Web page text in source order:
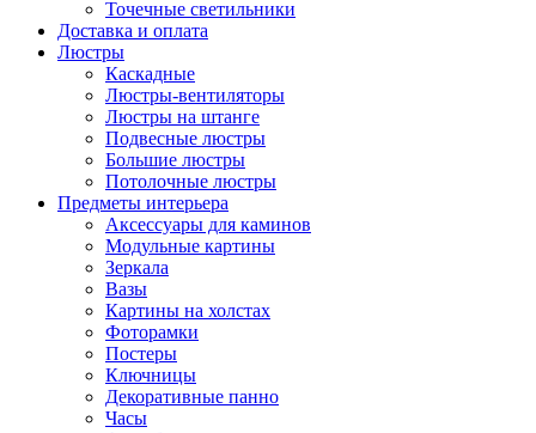
Точечные светильники
Доставка и оплата
Люстры
Каскадные
Люстры-вентиляторы
Люстры на штанге
Подвесные люстры
Большие люстры
Потолочные люстры
Предметы интерьера
Аксессуары для каминов
Модульные картины
Зеркала
Вазы
Картины на холстах
Фоторамки
Постеры
Ключницы
Декоративные панно
Часы